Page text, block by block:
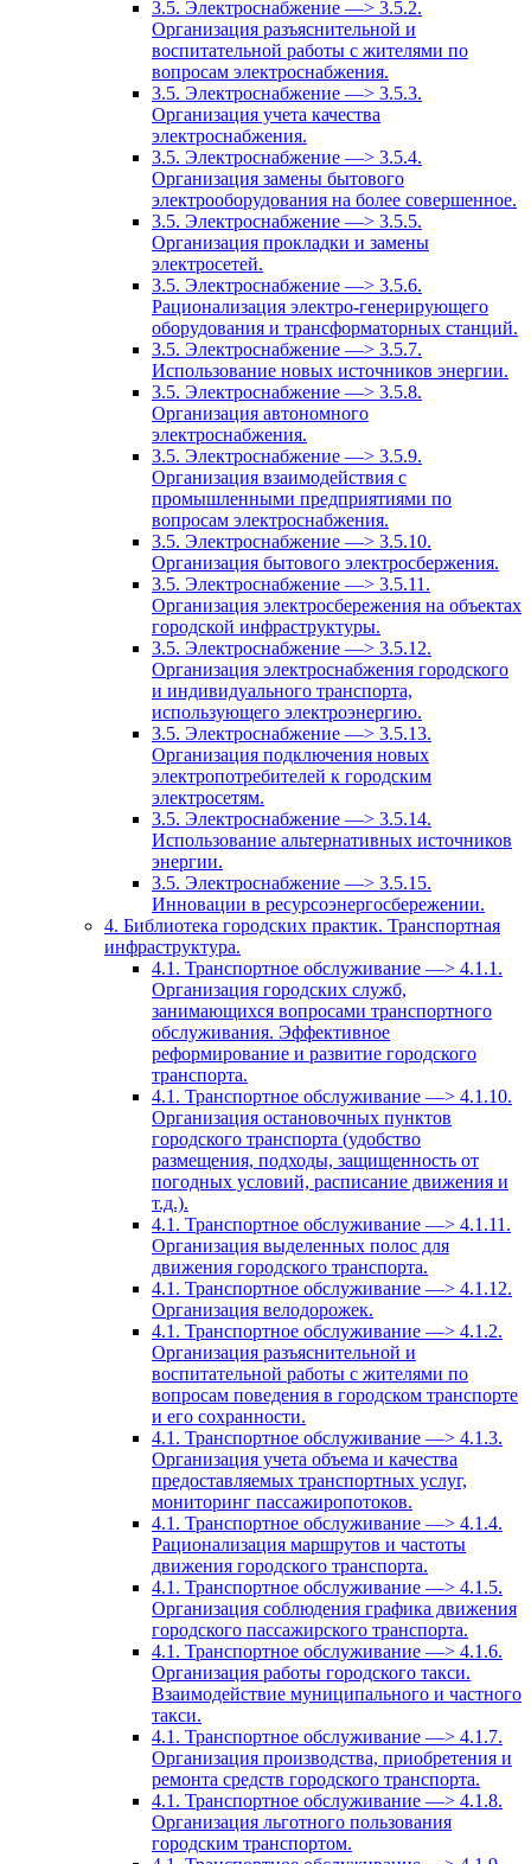
3.5. Электроснабжение —> 3.5.2.
Организация разъяснительной и
воспитательной работы с жителями по
вопросам электроснабжения.
3.5. Электроснабжение —> 3.5.3.
Организация учета качества
электроснабжения.
3.5. Электроснабжение —> 3.5.4.
Организация замены бытового
электрооборудования на более совершенное.
3.5. Электроснабжение —> 3.5.5.
Организация прокладки и замены
электросетей.
3.5. Электроснабжение —> 3.5.6.
Рационализация электро-генерирующего
оборудования и трансформаторных станций.
3.5. Электроснабжение —> 3.5.7.
Использование новых источников энергии.
3.5. Электроснабжение —> 3.5.8.
Организация автономного
электроснабжения.
3.5. Электроснабжение —> 3.5.9.
Организация взаимодействия с
промышленными предприятиями по
вопросам электроснабжения.
3.5. Электроснабжение —> 3.5.10.
Организация бытового электросбержения.
3.5. Электроснабжение —> 3.5.11.
Организация электросбережения на объектах
городской инфраструктуры.
3.5. Электроснабжение —> 3.5.12.
Организация электроснабжения городского
и индивидуального транспорта,
использующего электроэнергию.
3.5. Электроснабжение —> 3.5.13.
Организация подключения новых
электропотребителей к городским
электросетям.
3.5. Электроснабжение —> 3.5.14.
Использование альтернативных источников
энергии.
3.5. Электроснабжение —> 3.5.15.
Инновации в ресурсоэнергосбережении.
4. Библиотека городских практик. Транспортная
инфраструктура.
4.1. Транспортное обслуживание —> 4.1.1.
Организация городских служб,
занимающихся вопросами транспортного
обслуживания. Эффективное
реформирование и развитие городского
транспорта.
4.1. Транспортное обслуживание —> 4.1.10.
Организация остановочных пунктов
городского транспорта (удобство
размещения, подходы, защищенность от
погодных условий, расписание движения и
т.д.).
4.1. Транспортное обслуживание —> 4.1.11.
Организация выделенных полос для
движения городского транспорта.
4.1. Транспортное обслуживание —> 4.1.12.
Организация велодорожек.
4.1. Транспортное обслуживание —> 4.1.2.
Организация разъяснительной и
воспитательной работы с жителями по
вопросам поведения в городском транспорте
и его сохранности.
4.1. Транспортное обслуживание —> 4.1.3.
Организация учета объема и качества
предоставляемых транспортных услуг,
мониторинг пассажиропотоков.
4.1. Транспортное обслуживание —> 4.1.4.
Рационализация маршрутов и частоты
движения городского транспорта.
4.1. Транспортное обслуживание —> 4.1.5.
Организация соблюдения графика движения
городского пассажирского транспорта.
4.1. Транспортное обслуживание —> 4.1.6.
Организация работы городского такси.
Взаимодействие муниципального и частного
такси.
4.1. Транспортное обслуживание —> 4.1.7.
Организация производства, приобретения и
ремонта средств городского транспорта.
4.1. Транспортное обслуживание —> 4.1.8.
Организация льготного пользования
городским транспортом.